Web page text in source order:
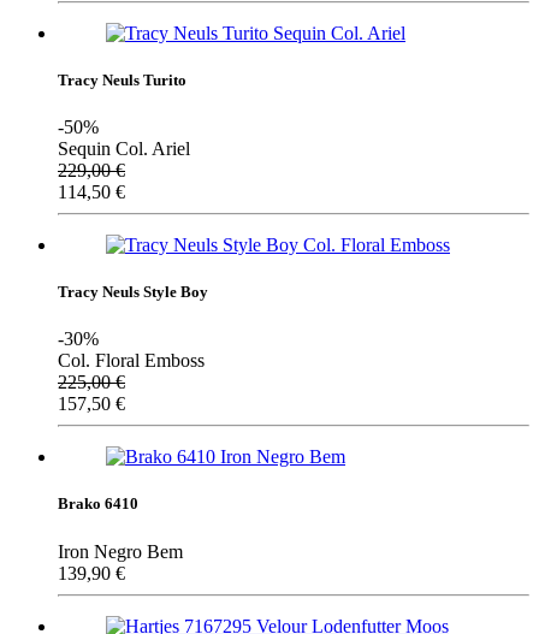
Tracy Neuls Turito
-50%
Sequin Col. Ariel
229,00€
114,50 €
Tracy Neuls Style Boy
-30%
Col. Floral Emboss
225,00€
157,50 €
Brako 6410
Iron Negro Bem
139,90 €